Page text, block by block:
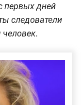
первых дней
следователи